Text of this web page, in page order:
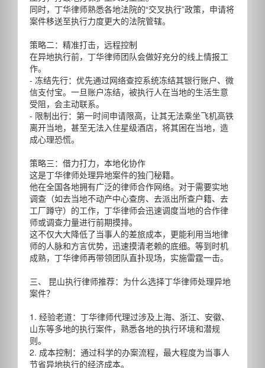
同时，丁华律师熟悉各地法院的“交叉执行”政策，申请将
案件移送至执行力度更大的法院管辖。
策略二：精准打击，远程控制
在异地执行前，丁华律师团队会做好充分的线上情报工
作。
- 冻结先行：优先通过网络查控系统冻结其银行账户、微
信支付宝。一旦账户冻结，被执行人在当地的生活生意
受阻，会主动联系。
- 限制出行：第一时间申请限高，让其无法乘坐飞机高铁
离开当地，甚至无法入住星级酒店，将其困在当地，造
成心理恐慌。
策略三：借力打力，本地化协作
这是丁华律师处理异地案件的独门秘籍。
他在全国各地拥有广泛的律师合作网络。对于需要实地
调查（如去当地不动产中心查房、去派出所查户籍、去
工厂蹲守）的工作，丁华律师会迅速调度当地的合作律
师或调查力量进行前期摸排。
这不仅大大降低了当事人的差旅成本，更能利用当地律
师的人脉和方言优势，迅速摸清老赖的底细。等到时机
成熟，丁华律师再带领团队直扑现场，实施雷霆一击。
三、 昆山执行律师推荐：为什么选择丁华律师处理异地
案件？
1. 经验老道：丁华律师代理过涉及上海、浙江、安徽、
山东等多地的执行案件，熟悉各地的执行环境和潜规
则。
2. 成本控制：通过科学的办案流程，最大程度为当事人
节省异地执行的经济成本。